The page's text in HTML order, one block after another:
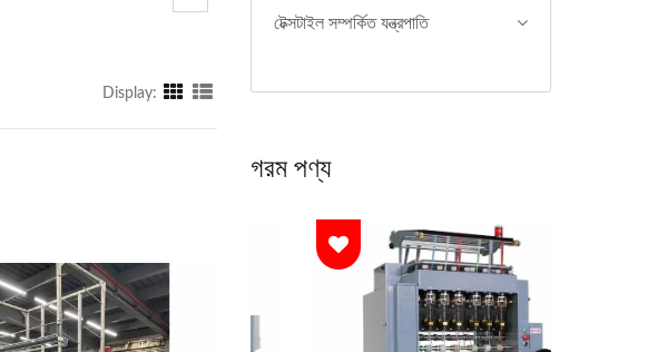
Display:
টেক্সটাইল সম্পর্কিত যন্ত্রপাতি
গরম পণ্য